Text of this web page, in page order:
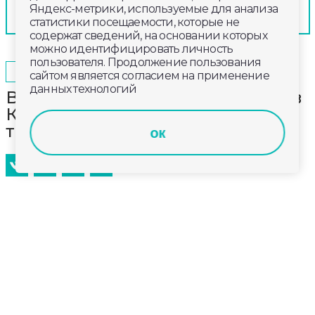
ОБЩЕСТВО 2025-03-07 16:40
В музее «Летопись родного края» в
Кольчугино собрано порядка 2,5
тысяч экспонатов
Яндекс-метрики, используемые для анализа
статистики посещаемости, которые не
содержат сведений, на основании которых
можно идентифицировать личность
пользователя. Продолжение пользования
сайтом является согласием на применение
данных технологий
ок